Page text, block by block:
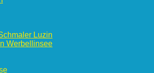
Luzin
Werbellinsee